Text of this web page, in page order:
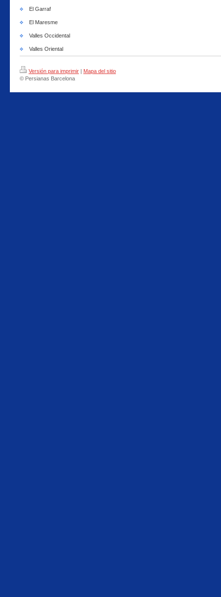
El Garraf
El Maresme
Valles Occidental
Valles Oriental
Versión para imprimir | Mapa del sitio
© Persianas Barcelona